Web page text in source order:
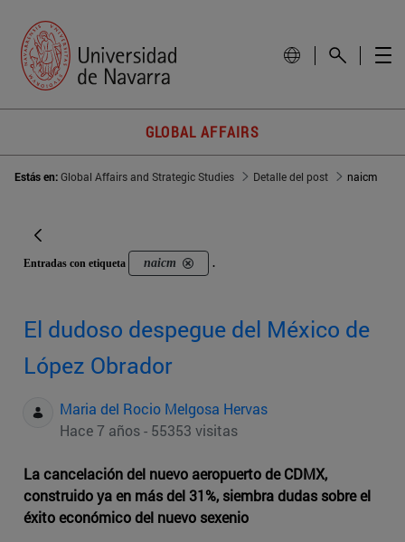
GLOBAL AFFAIRS
Estás en:Global Affairs and Strategic Studies Detalle del post naicm
Entradas con etiqueta naicm .
El dudoso despegue del México de
López Obrador
Maria del Rocio Melgosa Hervas
Hace 7 años - 55353 visitas
La cancelación del nuevo aeropuerto de CDMX,
construido ya en más del 31%, siembra dudas sobre el
éxito económico del nuevo sexenio